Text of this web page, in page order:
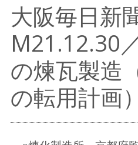
大阪毎日新
M21.12.30
の煉瓦製造
の転用計画）